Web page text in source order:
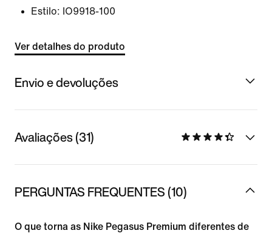
Estilo: IO9918-100
Ver detalhes do produto
Envio e devoluções
Avaliações (31)
PERGUNTAS FREQUENTES (10)
O que torna as Nike Pegasus Premium diferentes de